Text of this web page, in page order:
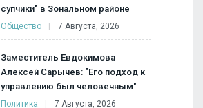
супчики" в Зональном районе
Общество 7 Августа, 2026
Заместитель Евдокимова
Алексей Сарычев: "Его подход к
управлению был человечным"
Политика 7 Августа, 2026